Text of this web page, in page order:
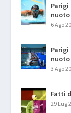
Parigi
nuoto
6 Ago
Parigi
nuoto
3 Ago
Fatti
29 Lug